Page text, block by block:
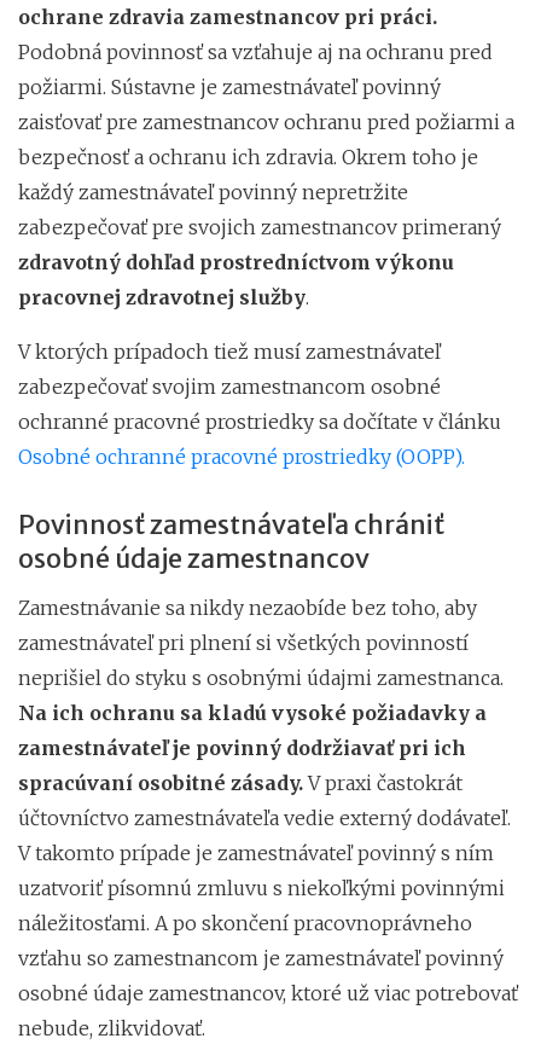
ochrane zdravia zamestnancov pri práci.
Podobná povinnosť sa vzťahuje aj na ochranu pred
požiarmi. Sústavne je zamestnávateľ povinný
zaisťovať pre zamestnancov ochranu pred požiarmi a
bezpečnosť a ochranu ich zdravia. Okrem toho je
každý zamestnávateľ povinný nepretržite
zabezpečovať pre svojich zamestnancov primeraný
zdravotný dohľad prostredníctvom výkonu
pracovnej zdravotnej služby.
V ktorých prípadoch tiež musí zamestnávateľ
zabezpečovať svojim zamestnancom osobné
ochranné pracovné prostriedky sa dočítate v článku
Osobné ochranné pracovné prostriedky (OOPP).
Povinnosť zamestnávateľa chrániť
osobné údaje zamestnancov
Zamestnávanie sa nikdy nezaobíde bez toho, aby
zamestnávateľ pri plnení si všetkých povinností
neprišiel do styku s osobnými údajmi zamestnanca.
Na ich ochranu sa kladú vysoké požiadavky a
zamestnávateľ je povinný dodržiavať pri ich
spracúvaní osobitné zásady.V praxi častokrát
účtovníctvo zamestnávateľa vedie externý dodávateľ.
V takomto prípade je zamestnávateľ povinný s ním
uzatvoriť písomnú zmluvu s niekoľkými povinnými
náležitosťami. A po skončení pracovnoprávneho
vzťahu so zamestnancom je zamestnávateľ povinný
osobné údaje zamestnancov, ktoré už viac potrebovať
nebude, zlikvidovať.